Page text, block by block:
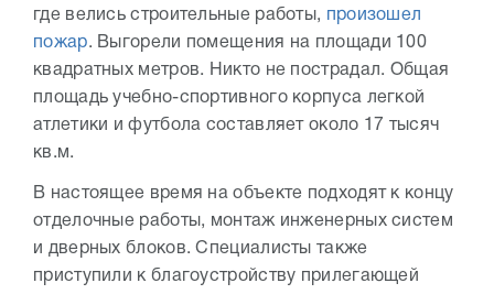
где велись строительные работы, произошел
пожар. Выгорели помещения на площади 100
квадратных метров. Никто не пострадал. Общая
площадь учебно-спортивного корпуса легкой
атлетики и футбола составляет около 17 тысяч
кв.м.
В настоящее время на объекте подходят к концу
отделочные работы, монтаж инженерных систем
и дверных блоков. Специалисты также
приступили к благоустройству прилегающей